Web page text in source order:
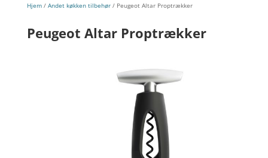
Hjem/ Andet køkken tilbehør/ Peugeot Altar Proptrækker
Peugeot Altar Proptrækker